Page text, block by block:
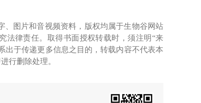
、图片和音视频资料，版权均属于生物谷网站
法律责任。取得书面授权转载时，须注明“来
出于传递更多信息之目的，转载内容不代表本
行删除处理。